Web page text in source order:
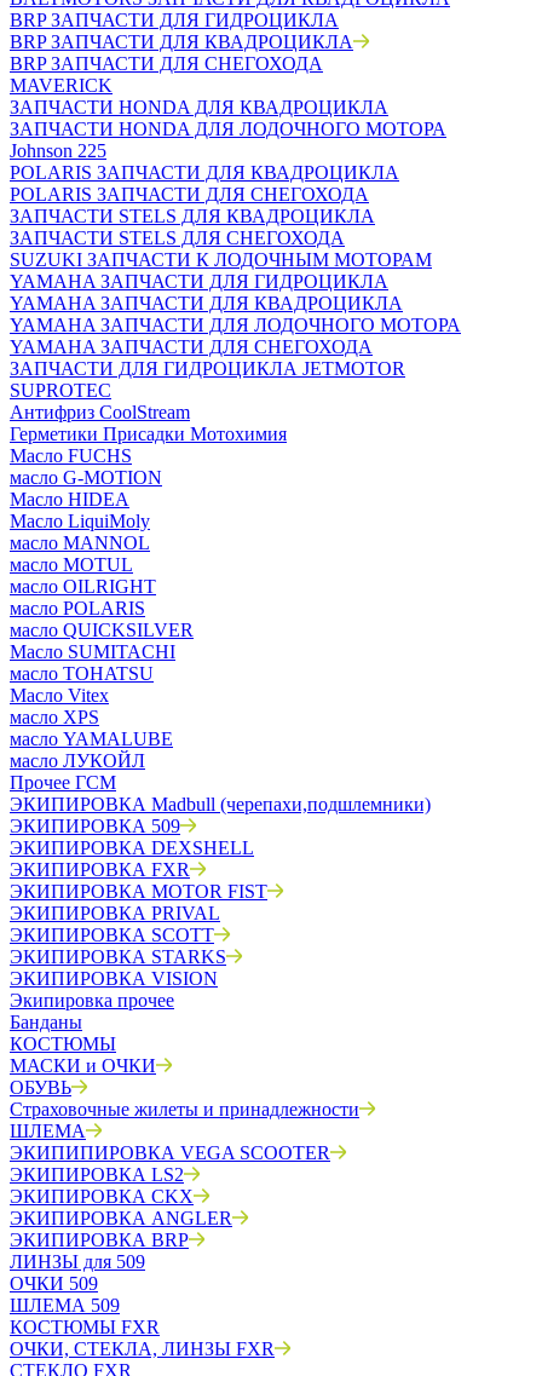
BRP ЗАПЧАСТИ ДЛЯ ГИДРОЦИКЛА
BRP ЗАПЧАСТИ ДЛЯ КВАДРОЦИКЛА
BRP ЗАПЧАСТИ ДЛЯ СНЕГОХОДА
MAVERICK
ЗАПЧАСТИ HONDA ДЛЯ КВАДРОЦИКЛА
ЗАПЧАСТИ HONDA ДЛЯ ЛОДОЧНОГО МОТОРА
Johnson 225
POLARIS ЗАПЧАСТИ ДЛЯ КВАДРОЦИКЛА
POLARIS ЗАПЧАСТИ ДЛЯ СНЕГОХОДА
ЗАПЧАСТИ STELS ДЛЯ КВАДРОЦИКЛА
ЗАПЧАСТИ STELS ДЛЯ СНЕГОХОДА
SUZUKI ЗАПЧАСТИ К ЛОДОЧНЫМ МОТОРАМ
YAMAHA ЗАПЧАСТИ ДЛЯ ГИДРОЦИКЛА
YAMAHA ЗАПЧАСТИ ДЛЯ КВАДРОЦИКЛА
YAMAHA ЗАПЧАСТИ ДЛЯ ЛОДОЧНОГО МОТОРА
YAMAHA ЗАПЧАСТИ ДЛЯ СНЕГОХОДА
ЗАПЧАСТИ ДЛЯ ГИДРОЦИКЛА JETMOTOR
SUPROTEC
Антифриз CoolStream
Герметики Присадки Мотохимия
Масло FUCHS
масло G-MOTION
Масло HIDEA
Масло LiquiMoly
масло MANNOL
масло MOTUL
масло OILRIGHT
масло POLARIS
масло QUICKSILVER
Масло SUMITACHI
масло TOHATSU
Масло Vitex
масло XPS
масло YAMALUBE
масло ЛУКОЙЛ
Прочее ГСМ
ЭКИПИРОВКА Madbull (черепахи,подшлемники)
ЭКИПИРОВКА 509
ЭКИПИРОВКА DEXSHELL
ЭКИПИРОВКА FXR
ЭКИПИРОВКА MOTOR FIST
ЭКИПИРОВКА PRIVAL
ЭКИПИРОВКА SCOTT
ЭКИПИРОВКА STARKS
ЭКИПИРОВКА VISION
Экипировка прочее
Банданы
КОСТЮМЫ
МАСКИ и ОЧКИ
ОБУВЬ
Страховочные жилеты и принадлежности
ШЛЕМА
ЭКИПИПИРОВКА VEGA SCOOTER
ЭКИПИРОВКА LS2
ЭКИПИРОВКА CKX
ЭКИПИРОВКА ANGLER
ЭКИПИРОВКА BRP
ЛИНЗЫ для 509
ОЧКИ 509
ШЛЕМА 509
КОСТЮМЫ FXR
ОЧКИ, СТЕКЛА, ЛИНЗЫ FXR
СТЕКЛО FXR